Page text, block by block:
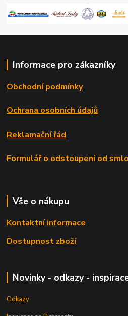
Informace pro zákazníky
Obchodní podmínky
Ochrana osobních údajů
Reklamační řád
Formulář o odstoupení od
Vše o nákupu
Kontaktní informace
Dostupnost zboží
Novinky - odkazy -
Odkazy